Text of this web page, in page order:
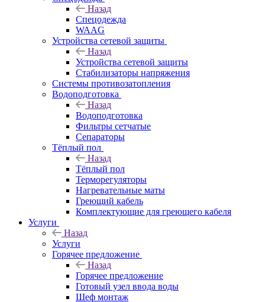
Назад
Спецодежда
WAAG
Устройства сетевой защиты
Назад
Устройства сетевой защиты
Стабилизаторы напряжения
Системы противозатопления
Водоподготовка
Назад
Водоподготовка
Фильтры сетчатые
Сепараторы
Тёплый пол
Назад
Тёплый пол
Терморегуляторы
Нагревательные маты
Греющий кабель
Комплектующие для греющего кабеля
Услуги
Назад
Услуги
Горячее предложение
Назад
Горячее предложение
Готовый узел ввода воды
Шеф монтаж